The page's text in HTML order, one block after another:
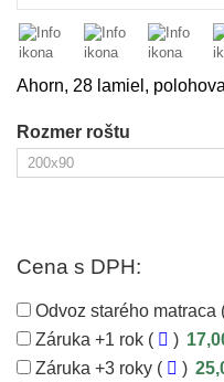
Ahorn, 28 lamiel,
Rozmer roštu
Cena s DPH:
Odvoz starého matraca
Záruka +1 rok (
)
Záruka +3 roky (
)